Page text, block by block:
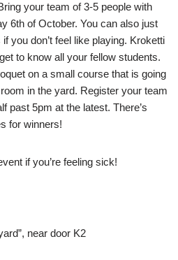
your team of 3-5 people with
6th of October. You can also just
you don’t feel like playing. Kroketti
to know all your fellow students.
on a small course that is going
in the yard. Register your team
past 5pm at the latest. There’s
for winners!
if you’re feeling sick!
near door K2